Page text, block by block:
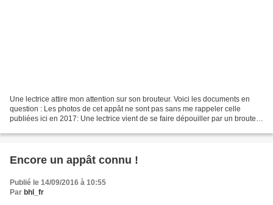
Une lectrice attire mon attention sur son brouteur. Voici les documents en
question : Les photos de cet appât ne sont pas sans me rappeler celle
publiées ici en 2017: Une lectrice vient de se faire dépouiller par un brouteur
Encore un appât connu !
Publié le 14/09/2016 à 10:55
Par bhl_fr